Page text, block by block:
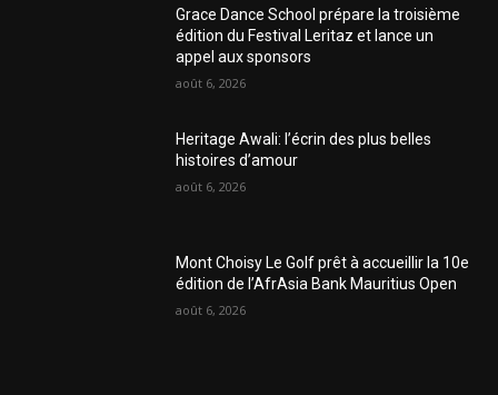
Grace Dance School prépare la troisième
édition du Festival Leritaz et lance un
appel aux sponsors
août 6, 2026
Heritage Awali: l’écrin des plus belles
histoires d’amour
août 6, 2026
Mont Choisy Le Golf prêt à accueillir la 10e
édition de l’AfrAsia Bank Mauritius Open
août 6, 2026